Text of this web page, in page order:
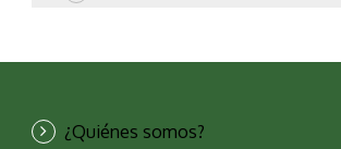
¿Quiénes somos?